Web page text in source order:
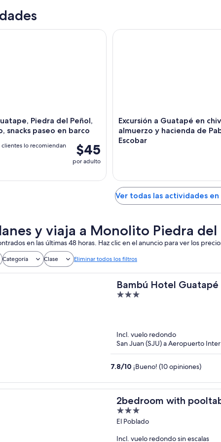
Piedra del Peñol,
snacks paseo en barco
$45
por adulto
lo recomiendan
Piedra del Peñol, almuerzo, snacks paseo en barco
Excursión a Guatapé en
almuerzo y hacienda de
Escobar
Excursión a Guatapé en
Ver todas las actividades
y viaja a Monolito Piedra del
en las últimas 48 horas. Haz clic en el anuncio para ver los
Categoría Clase Eliminar todos los filtros
Bambú Hotel Guatapé
3
Incl. vuelo redondo
San Juan (SJU) a Aeropuerto
7.8/10 ¡Bueno! (10 opiniones)
2bedroom with
3
out
El Poblado
Incl. vuelo redondo sin escalas